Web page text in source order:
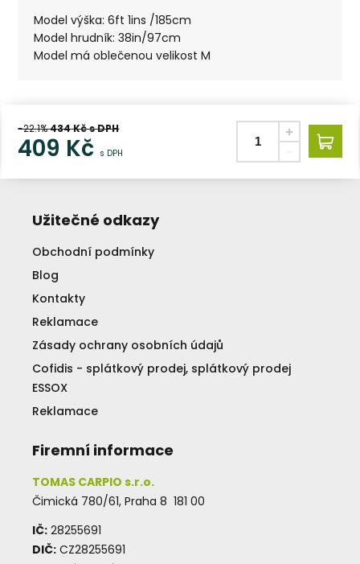
Model výška: 6ft 1ins /185cm
Model hrudník: 38in/97cm
Model má oblečenou velikost M
-22.1%434Kč s DPH
409 Kč s DPH
Užitečné odkazy
Obchodní podmínky
Blog
Kontakty
Reklamace
Zásady ochrany osobních údajů
Cofidis - splátkový prodej, splátkový prodej
ESSOX
Reklamace
Firemní informace
TOMAS CARPIO s.r.o.
Čimická 780/61, Praha 8 181 00
IČ: 28255691
DIČ: CZ28255691